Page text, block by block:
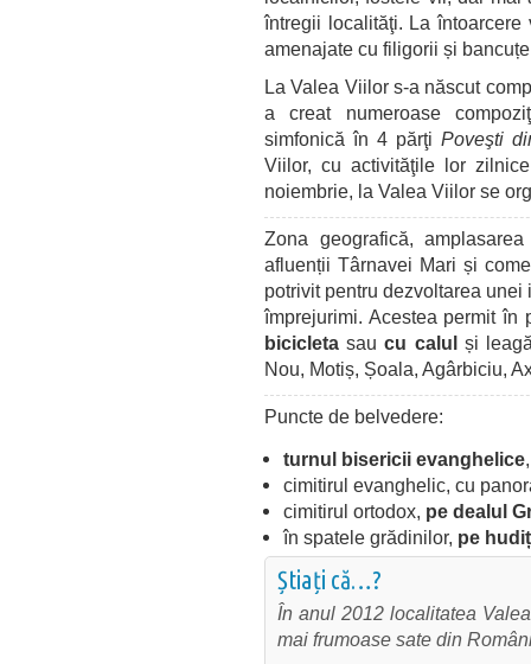
întregii localităţi. La
amenajate cu filigorii și
La Valea Viilor s-a născut
a creat numeroase
simfonică în 4 părţi Poveşti
Viilor, cu activităţile lor
noiembrie, la Valea Viilor se
Zona geografică,
afluenții Târnavei Mari și
potrivit pentru dezvoltarea
împrejurimi. Acestea permit
bicicleta saucu calulși
Nou, Motiș, Șoala, Agârbiciu,
Puncte de belvedere:
turnul bisericii evanghelice
cimitirul evanghelic, cu
cimitirul ortodox, pe dealul
în spatele grădinilor, pe
Știați că…?
În anul 2012 localitatea
mai frumoase sate din